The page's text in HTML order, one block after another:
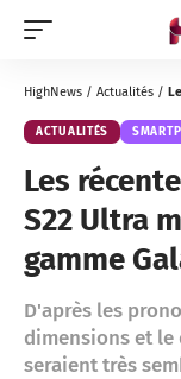
HighNews / Actualités /
ACTUALITÉS
Les
S22 Ultra
gamme
D'après les
dimensions et le
seraient très